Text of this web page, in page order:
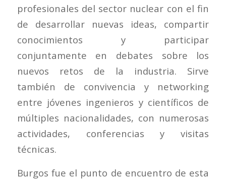
profesionales del sector nuclear con el fin
de desarrollar nuevas ideas, compartir
conocimientos y participar
conjuntamente en debates sobre los
nuevos retos de la industria. Sirve
también de convivencia y networking
entre jóvenes ingenieros y científicos de
múltiples nacionalidades, con numerosas
actividades, conferencias y visitas
técnicas.
Burgos fue el punto de encuentro de esta